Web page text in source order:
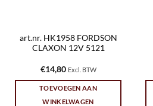
art.nr. HK1958 FORDSON
CLAXON 12V 5121
€14,80 Excl. BTW
TOEVOEGEN AAN
WINKELWAGEN